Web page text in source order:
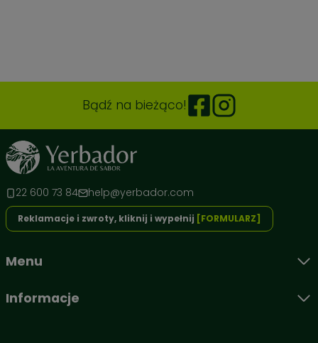
Bądź na bieżąco!
22 600 73 84 help@yerbador.com
Reklamacje i zwroty, kliknij i wypełnij [FORMULARZ]
Menu
Informacje